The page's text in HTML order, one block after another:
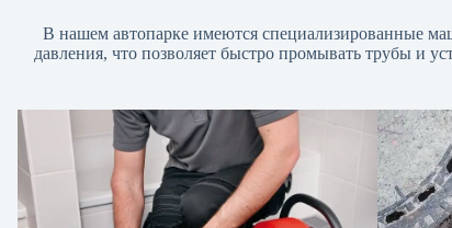
В нашем автопарке имеются специализированные
давления, что позволяет быстро промывать трубы и